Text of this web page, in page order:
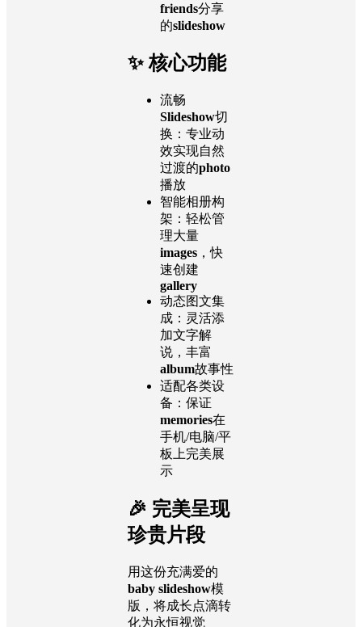
friends分享
的slideshow
✨ 核心功能
流畅
Slideshow切
换：专业动
效实现自然
过渡的photo
播放
智能相册构
架：轻松管
理大量
images ，快
速创建
gallery
动态图文集
成：灵活添
加文字解
说，丰富
album故事性
适配各类设
备：保证
memories在
手机/电脑/平
板上完美展
示
🎉 完美呈现
珍贵片段
用这份充满爱的
baby slideshow模
版，将成长点滴转
化为永恒视觉